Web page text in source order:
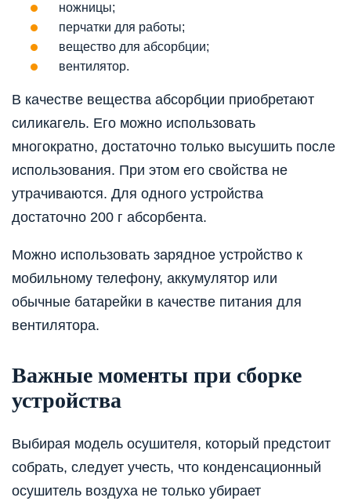
ножницы;
перчатки для работы;
вещество для абсорбции;
вентилятор.
В качестве вещества абсорбции приобретают
силикагель. Его можно использовать
многократно, достаточно только высушить после
использования. При этом его свойства не
утрачиваются. Для одного устройства
достаточно 200 г абсорбента.
Можно использовать зарядное устройство к
мобильному телефону, аккумулятор или
обычные батарейки в качестве питания для
вентилятора.
Важные моменты при сборке
устройства
Выбирая модель осушителя, который предстоит
собрать, следует учесть, что конденсационный
осушитель воздуха не только убирает